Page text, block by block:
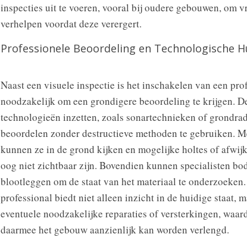
inspecties uit te voeren, vooral bij oudere gebouwen, om
verhelpen voordat deze verergert.
Professionele Beoordeling en Technologische
Naast een visuele inspectie is het inschakelen van een
noodzakelijk om een grondigere beoordeling te krijgen.
technologieën inzetten, zoals sonartechnieken of
beoordelen zonder destructieve methoden te gebruiken.
kunnen ze in de grond kijken en mogelijke holtes of
oog niet zichtbaar zijn. Bovendien kunnen specialisten
blootleggen om de staat van het materiaal te
professional biedt niet alleen inzicht in de huidige staat,
eventuele noodzakelijke reparaties of versterkingen,
daarmee het gebouw aanzienlijk kan worden verlengd.